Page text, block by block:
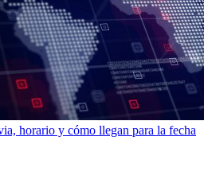
horario y cómo llegan para la fecha